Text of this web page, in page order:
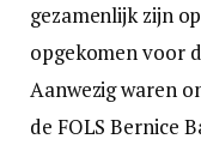
gezamenlijk zijn
opgekomen voor
Aanwezig waren
de FOLS Bernice